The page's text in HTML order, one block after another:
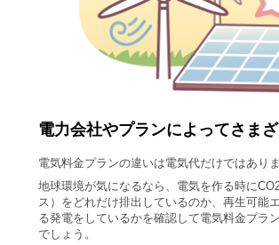
電力会社やプランによってさま
電気料金プランの違いは電気代だけではありま
地球環境が気になるなら、電気を作る時に
ス）をどれだけ排出しているのか、再生可能
る発電をしているかを確認して電気料金プラ
でしょう。